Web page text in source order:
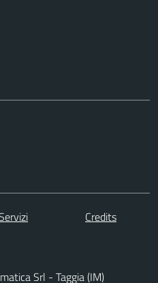
Credits
Srl - Taggia (IM)